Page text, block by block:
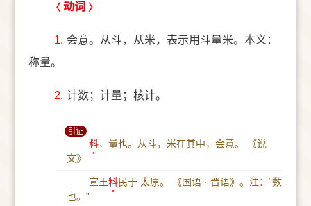
动词
1. 会意。从斗，从米，表示用斗量米。本义：
称量。
2. 计数；计量；核计。
引证
料，量也。从斗，米在其中，会意。
《说
文》
宣王料民于 太原。
《国语 · 晋语》。注：“数
也。”